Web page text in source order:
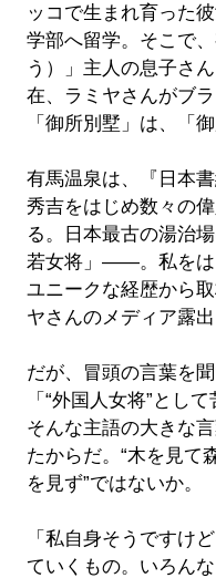
ッコで生まれ育った
学部へ留学。そこで
う）」主人の息子さ
在、ラミヤさんがブ
「御所別墅」は、「
有馬温泉は、『日本
秀吉をはじめ数々の
る。日本最古の湯治
若女将」――。私をは
ユニークな経歴から
ヤさんのメディア露出
だが、冒頭の言葉を
「“外国人女将”とし
そんな主語の大きな
たからだ。“木を見て
を見ず”ではないか。
「私自身そうですけ
ていくもの。いろん